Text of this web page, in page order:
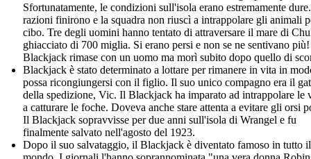
Sfortunatamente, le condizioni sull'isola erano estremamente
razioni finirono e la squadra non riuscì a intrappolare gli animali
cibo. Tre degli uomini hanno tentato di attraversare il mare di
ghiacciato di 700 miglia. Si erano persi e non se ne sentivano più!
Blackjack rimase con un uomo ma morì subito dopo quello di
Blackjack è stato determinato a lottare per rimanere in vita in
possa ricongiungersi con il figlio. Il suo unico compagno era il
della spedizione, Vic. Il Blackjack ha imparato ad intrappolare le
a catturare le foche. Doveva anche stare attenta a evitare gli orsi
Il Blackjack sopravvisse per due anni sull'isola di Wrangel e fu
finalmente salvato nell'agosto del 1923.
Dopo il suo salvataggio, il Blackjack è diventato famoso in tutto il